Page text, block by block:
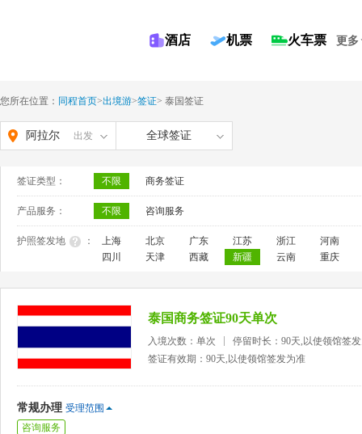
酒店 机票 火车票 更多
您所在位置： 同程首页>出境游>签证> 泰国签证
阿拉尔 出发 全球签证
签证类型： 不限 商务签证
产品服务： 不限 咨询服务
护照签发地 ： 上海 北京 广东 江苏 浙江
河南
四川
天津 西藏 新疆 云南 重庆
泰国商务签证90天单次
入境次数：单次
停留时长：90天,以使领馆签
签证有效期：90天,以使领馆签发为准
常规办理 受理范围
咨询服务